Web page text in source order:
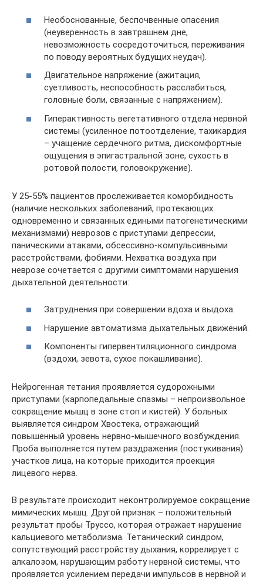
Необоснованные, беспочвенные опасения
(неуверенность в завтрашнем дне,
невозможность сосредоточиться, переживания
по поводу вероятных будущих неудач).
Двигательное напряжение (ажитация,
суетливость, неспособность расслабиться,
головные боли, связанные с напряжением).
Гиперактивность вегетативного отдела нервной
системы (усиленное потоотделение, тахикардия
– учащение сердечного ритма, дискомфортные
ощущения в эпигастральной зоне, сухость в
ротовой полости, головокружение).
У 25-55% пациентов прослеживается коморбидность
(наличие нескольких заболеваний, протекающих
одновременно и связанных едиными патогенетическими
механизмами) неврозов с приступами депрессии,
паническими атаками, обсессивно-компульсивными
расстройствами, фобиями. Нехватка воздуха при
неврозе сочетается с другими симптомами нарушения
дыхательной деятельности:
Затруднения при совершении вдоха и выдоха.
Нарушение автоматизма дыхательных движений.
Компоненты гипервентиляционного синдрома
(вздохи, зевота, сухое покашливание).
Нейрогенная тетания проявляется судорожными
приступами (карпопедальные спазмы – непроизвольное
сокращение мышц в зоне стоп и кистей). У больных
выявляется синдром Хвостека, отражающий
повышенный уровень нервно-мышечного возбуждения.
Проба выполняется путем раздражения (постукивания)
участков лица, на которые приходится проекция
лицевого нерва.
В результате происходит неконтролируемое сокращение
мимических мышц. Другой признак – положительный
результат пробы Труссо, которая отражает нарушение
кальциевого метаболизма. Тетанический синдром,
сопутствующий расстройству дыхания, коррелирует с
алкалозом, нарушающим работу нервной системы, что
проявляется усилением передачи импульсов в нервной и